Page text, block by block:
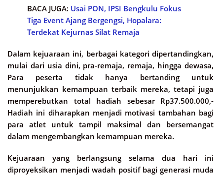
BACA JUGA: Usai PON, IPSI Bengkulu Fokus
Tiga Event Ajang Bergengsi, Hopalara:
Terdekat Kejurnas Silat Remaja
Dalam kejuaraan ini, berbagai kategori dipertandingkan,
mulai dari usia dini, pra-remaja, remaja, hingga dewasa,
Para peserta tidak hanya bertanding untuk
menunjukkan kemampuan terbaik mereka, tetapi juga
memperebutkan total hadiah sebesar Rp37.500.000,-
Hadiah ini diharapkan menjadi motivasi tambahan bagi
para atlet untuk tampil maksimal dan bersemangat
dalam mengembangkan kemampuan mereka.
Kejuaraan yang berlangsung selama dua hari ini
diproyeksikan menjadi wadah positif bagi generasi muda